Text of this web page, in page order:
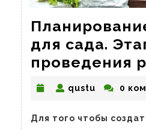
для сада.
проведения
qustu qustu0
Для того чтобы